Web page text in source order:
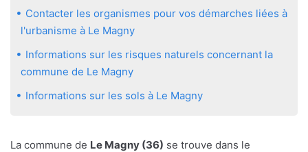
Contacter les organismes pour vos démarches liées à
l'urbanisme à Le Magny
Informations sur les risques naturels concernant la
commune de Le Magny
Informations sur les sols à Le Magny
La commune de Le Magny (36) se trouve dans le